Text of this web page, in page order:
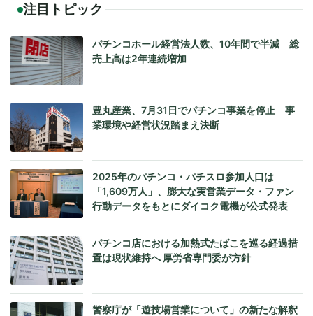
注目トピック
パチンコホール経営法人数、10年間で半減 総
売上高は2年連続増加
豊丸産業、7月31日でパチンコ事業を停止 事
業環境や経営状況踏まえ決断
2025年のパチンコ・パチスロ参加人口は
「1,609万人」、膨大な実営業データ・ファン
行動データをもとにダイコク電機が公式発表
パチンコ店における加熱式たばこを巡る経過措
置は現状維持へ 厚労省専門委が方針
警察庁が「遊技場営業について」の新たな解釈